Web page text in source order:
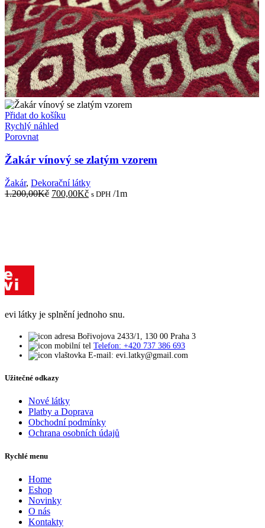
Přidat do košíku
Rychlý náhled
Porovnat
Žakár vínový se zlatým vzorem
Žakár, Dekorační látky
1.200,00Kč Původní
700,00KčAktuální
s DPH /1m
evi látky je splnění jednoho snu.
Bořivojova 2433/1, 130 00 Praha 3
Telefon: +420 737 386 693
E-mail: evi.latky@gmail.com
Užitečné odkazy
Nové látky
Platby a Doprava
Obchodní podmínky
Ochrana osobních údajů
Rychlé menu
Home
Eshop
Novinky
O nás
Kontakty